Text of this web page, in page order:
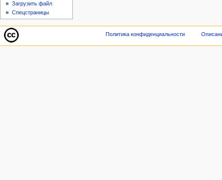
Загрузить файл
Спецстраницы
Политика конфиденциальности